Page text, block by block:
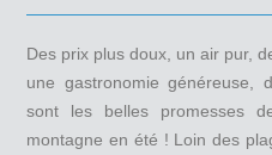
Des prix plus doux, un air pur,
une gastronomie généreuse,
sont les belles promesses
montagne en été ! Loin des